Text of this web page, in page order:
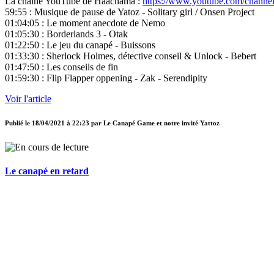
59:55 : Musique de pause de Yatoz - Solitary girl / Onsen Project
01:04:05 : Le moment anecdote de Nemo
01:05:30 : Borderlands 3 - Otak
01:22:50 : Le jeu du canapé - Buissons
01:33:30 : Sherlock Holmes, détective conseil & Unlock - Bebert
01:47:50 : Les conseils de fin
01:59:30 : Flip Flapper oppening - Zak - Serendipity
Voir l'article
Publié le 18/04/2021 à 22:23 par Le Canapé Game et notre invité Yattoz
Le canapé en retard